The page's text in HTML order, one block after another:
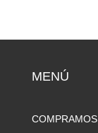
MENÚ